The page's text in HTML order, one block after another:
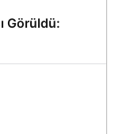
Görüldü: